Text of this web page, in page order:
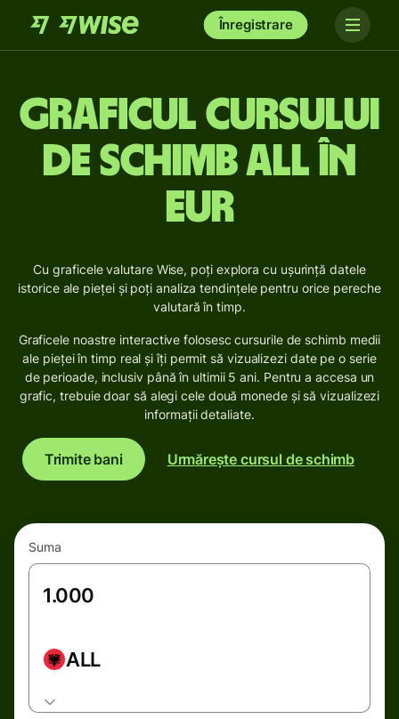
Înregistrare
Graficul cursului
de schimb ALL în
EUR
Cu graficele valutare Wise, poți explora cu ușurință datele
istorice ale pieței și poți analiza tendințele pentru orice pereche
valutară în timp.
Graficele noastre interactive folosesc cursurile de schimb medii
ale pieței în timp real și îți permit să vizualizezi date pe o serie
de perioade, inclusiv până în ultimii 5 ani. Pentru a accesa un
grafic, trebuie doar să alegi cele două monede și să vizualizezi
informații detaliate.
Trimite bani Urmărește cursul de schimb
Suma
ALL